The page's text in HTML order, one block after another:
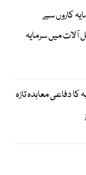
کاروں سے
آلات میں سرمایہ
دفاعی معاہدہ تازہ